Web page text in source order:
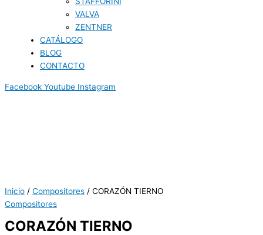
VALVA
ZENTNER
CATÁLOGO
BLOG
CONTACTO
Facebook Youtube Instagram
Inicio / Compositores / CORAZÓN TIERNO
Compositores
CORAZÓN TIERNO